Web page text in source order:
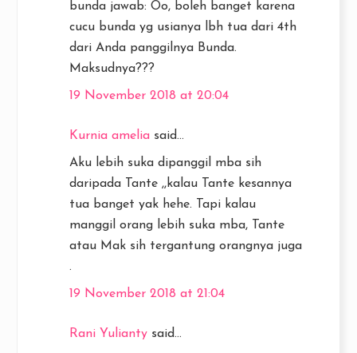
bunda jawab: Oo, boleh banget karena
cucu bunda yg usianya lbh tua dari 4th
dari Anda panggilnya Bunda.
Maksudnya???
19 November 2018 at 20:04
Kurnia amelia said...
Aku lebih suka dipanggil mba sih
daripada Tante ,,kalau Tante kesannya
tua banget yak hehe. Tapi kalau
manggil orang lebih suka mba, Tante
atau Mak sih tergantung orangnya juga
.
19 November 2018 at 21:04
Rani Yulianty said...